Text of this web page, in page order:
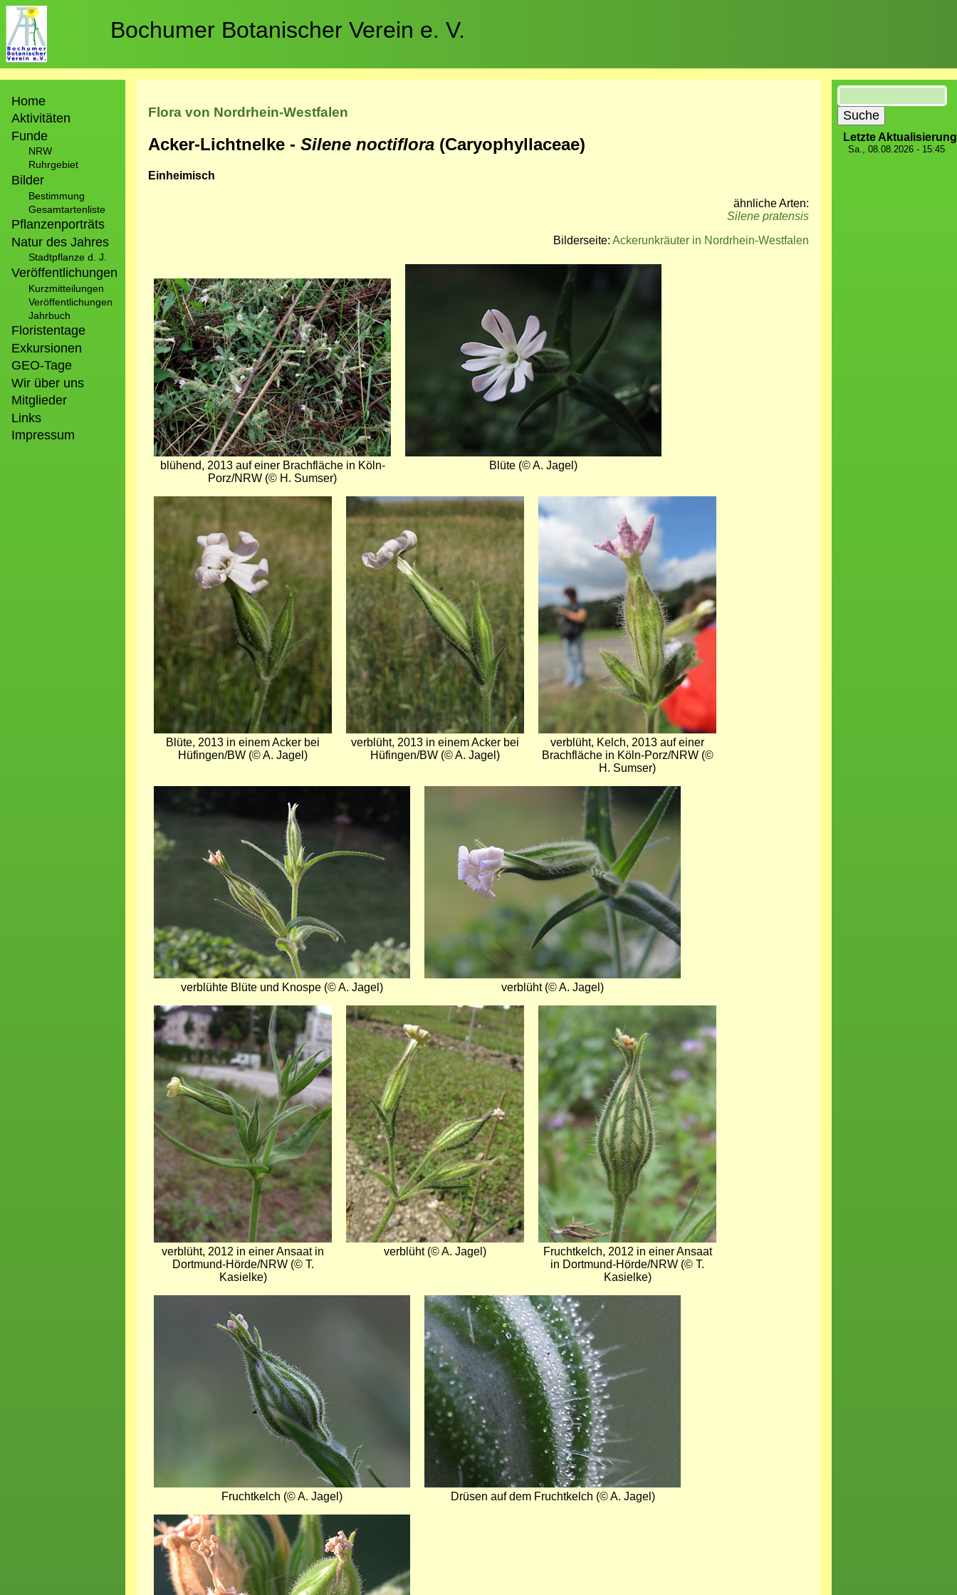
Direkt
zum
Inhalt
Bochumer Botanischer Verein e. V.
Home
Aktivitäten
Funde
NRW
Ruhrgebiet
Bilder
Bestimmung
Gesamtartenliste
Pflanzenporträts
Natur des Jahres
Stadtpflanze d. J.
Veröffentlichungen
Kurzmitteilungen
Veröffentlichungen
Jahrbuch
Floristentage
Exkursionen
GEO-Tage
Wir über uns
Mitglieder
Links
Impressum
Flora von Nordrhein-Westfalen
Acker-Lichtnelke - Silene noctiflora (Caryophyllaceae)
Einheimisch
ähnliche Arten:
Silene pratensis
Bilderseite: Ackerunkräuter in Nordrhein-Westfalen
Bild
blühend, 2013 auf einer Brachfläche in Köln-
Porz/NRW (© H. Sumser)
Blüte (© A. Jagel)
Blüte, 2013 in einem Acker bei
Hüfingen/BW (© A. Jagel)
Bild
verblüht, 2013 in einem Acker bei
Hüfingen/BW (© A. Jagel)
Bild
verblüht, Kelch, 2013 auf einer
Brachfläche in Köln-Porz/NRW (©
H. Sumser)
verblühte Blüte und Knospe (© A. Jagel)
verblüht (© A. Jagel)
Bild
verblüht, 2012 in einer Ansaat in
Dortmund-Hörde/NRW (© T.
Kasielke)
Bild
verblüht (© A. Jagel)
Bild
Fruchtkelch, 2012 in einer Ansaat
in Dortmund-Hörde/NRW (© T.
Kasielke)
Fruchtkelch (© A. Jagel)
Bild
Drüsen auf dem Fruchtkelch (© A. Jagel)
Bild
Suche
Letzte Aktualisierung
Sa., 08.08.2026 - 15:45